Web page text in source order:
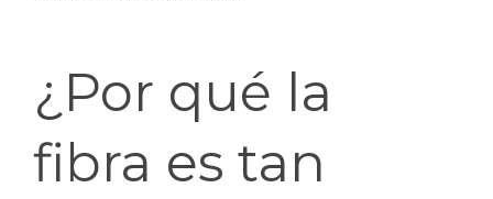
¿Por qué la
fibra es tan